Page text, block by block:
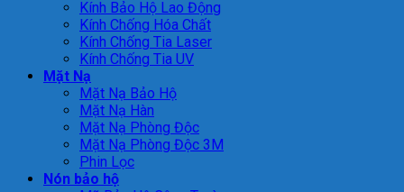
Kính Bảo Hộ Lao Động
Kính Chống Hóa Chất
Kính Chống Tia Laser
Kính Chống Tia UV
Mặt Nạ
Mặt Nạ Bảo Hộ
Mặt Nạ Hàn
Mặt Nạ Phòng Độc
Mặt Nạ Phòng Độc 3M
Phin Lọc
Nón bảo hộ